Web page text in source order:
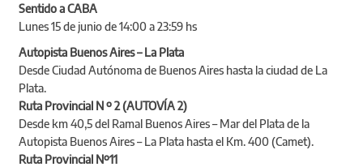
Sentido a CABA
Lunes 15 de junio de 14:00 a 23:59 hs
Autopista Buenos Aires – La Plata
Desde Ciudad Autónoma de Buenos Aires hasta la ciudad de La
Plata.
Ruta Provincial N º 2 (AUTOVÍA 2)
Desde km 40,5 del Ramal Buenos Aires – Mar del Plata de la
Autopista Buenos Aires – La Plata hasta el Km. 400 (Camet).
Ruta Provincial Nº11